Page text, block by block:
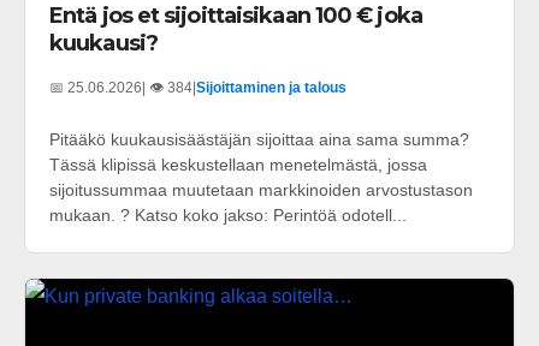
Entä jos et sijoittaisikaan 100 € joka
kuukausi?
📅 25.06.2026| 👁️ 384|Sijoittaminen ja talous
Pitääkö kuukausisäästäjän sijoittaa aina sama summa?
Tässä klipissä keskustellaan menetelmästä, jossa
sijoitussummaa muutetaan markkinoiden arvostustason
mukaan. ? Katso koko jakso: Perintöä odotell...